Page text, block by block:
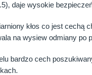
daje wysokie
kłos co jest cechą
na wysiew odmiany
bardzo cech